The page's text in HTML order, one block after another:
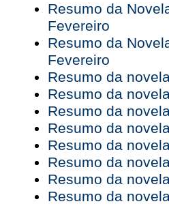
Resumo da
Fevereiro
Resumo da
Fevereiro
Resumo da
Resumo da
Resumo da
Resumo da
Resumo da
Resumo da
Resumo da
Resumo da